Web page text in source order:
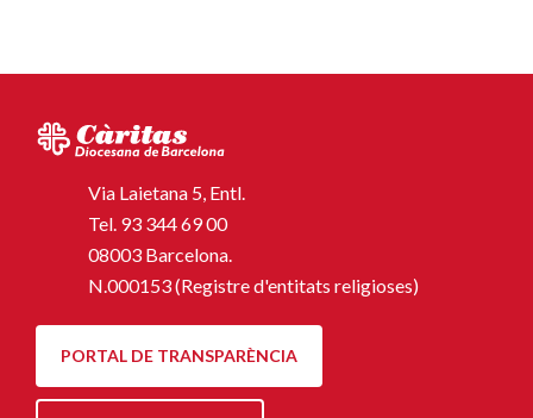
Via Laietana 5, Entl.
Tel. 93 344 69 00
08003 Barcelona.
N.000153 (Registre d'entitats religioses)
PORTAL DE TRANSPARÈNCIA